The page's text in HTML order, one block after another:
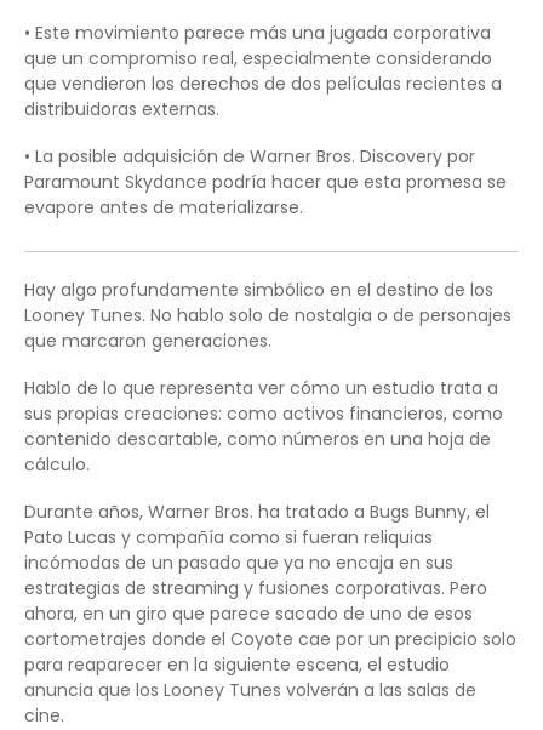
• Este movimiento parece más una jugada corporativa
que un compromiso real, especialmente considerando
que vendieron los derechos de dos películas recientes a
distribuidoras externas.
• La posible adquisición de Warner Bros. Discovery por
Paramount Skydance podría hacer que esta promesa se
evapore antes de materializarse.
Hay algo profundamente simbólico en el destino de los
Looney Tunes. No hablo solo de nostalgia o de personajes
que marcaron generaciones.
Hablo de lo que representa ver cómo un estudio trata a
sus propias creaciones: como activos financieros, como
contenido descartable, como números en una hoja de
cálculo.
Durante años, Warner Bros. ha tratado a Bugs Bunny, el
Pato Lucas y compañía como si fueran reliquias
incómodas de un pasado que ya no encaja en sus
estrategias de streaming y fusiones corporativas. Pero
ahora, en un giro que parece sacado de uno de esos
cortometrajes donde el Coyote cae por un precipicio solo
para reaparecer en la siguiente escena, el estudio
anuncia que los Looney Tunes volverán a las salas de
cine.